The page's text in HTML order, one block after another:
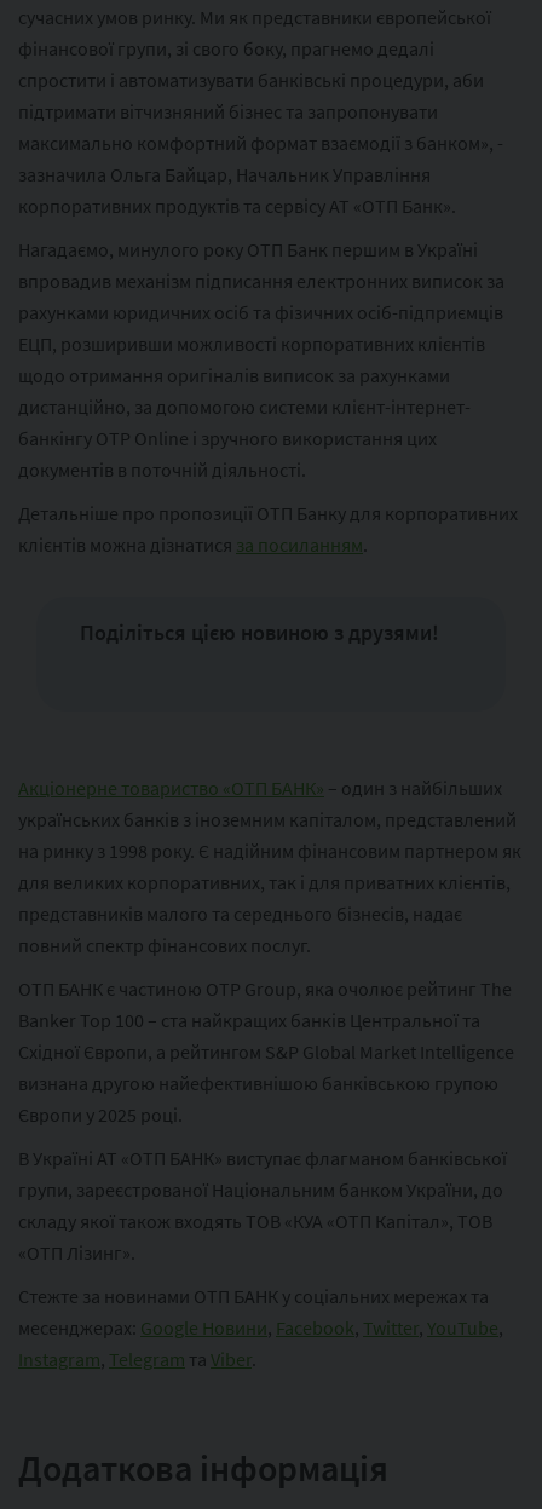
сучасних умов ринку. Ми як представники європейської
фінансової групи, зі свого боку, прагнемо дедалі
спростити і автоматизувати банківські процедури, аби
підтримати вітчизняний бізнес та запропонувати
максимально комфортний формат взаємодії з банком», -
зазначила Ольга Байцар, Начальник Управління
корпоративних продуктів та сервісу АТ «ОТП Банк».
Нагадаємо, минулого року ОТП Банк першим в Україні
впровадив механізм підписання електронних виписок за
рахунками юридичних осіб та фізичних осіб-підприємців
ЕЦП, розширивши можливості корпоративних клієнтів
щодо отримання оригіналів виписок за рахунками
дистанційно, за допомогою системи клієнт-інтернет-
банкінгу OTP Online і зручного використання цих
документів в поточній діяльності.
Детальніше про пропозиції ОТП Банку для корпоративних
клієнтів можна дізнатися за посиланням
Поділіться цією новиною з друзями!
Акціонерне товариство «ОТП БАНК» – один з найбільших
українських банків з іноземним капіталом, представлений
на ринку з 1998 року. Є надійним фінансовим партнером як
для великих корпоративних, так і для приватних клієнтів,
представників малого та середнього бізнесів, надає
повний спектр фінансових послуг.
ОТП БАНК є частиною ОТР Group, яка очолює рейтинг The
Banker Top 100 – ста найкращих банків Центральної та
Східної Європи, а рейтингом S&P Global Market Intelligence
визнана другою найефективнішою банківською групою
Європи у 2025 році.
В Україні АТ «ОТП БАНК» виступає флагманом банківської
групи, зареєстрованої Національним банком України, до
складу якої також входять ТОВ «КУА «ОТП Капітал», ТОВ
«ОТП Лізинг».
Стежте за новинами ОТП БАНК у соціальних мережах та
месенджерах: Google Новини, Facebook, Twitter, YouTube,
Instagram, Telegram та Viber
Додаткова інформація